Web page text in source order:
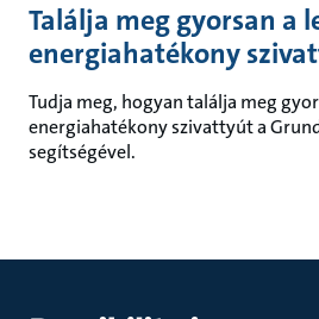
Találja meg gyorsan a
energiahatékony
Tudja meg, hogyan találja meg
energiahatékony szivattyút a
segítségével.